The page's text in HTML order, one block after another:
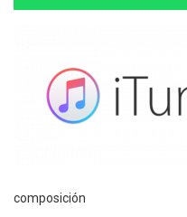
composición